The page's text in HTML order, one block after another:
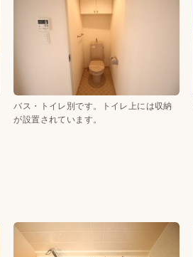
バス・トイレ別です。トイレ上には収納
が設置されています。